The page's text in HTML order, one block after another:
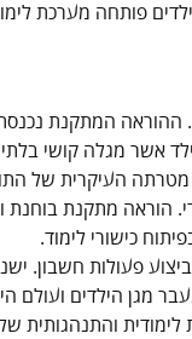
פותחה מערכת
ההוראה המתקנת
אשר מגלה קושי
מטרתה העיקרית של
הוראה מתקנת בוחנת
כישורי לימוד.
פעולות חשבון.
מגן הילדים ועולם
והתנהגותית